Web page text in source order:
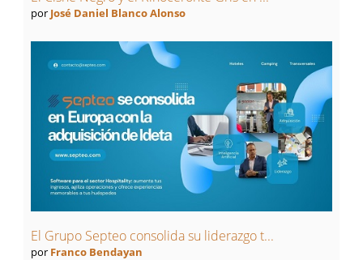
por José Daniel Blanco Alonso
El Grupo Septeo consolida su liderazgo t...
por Franco Bendayan